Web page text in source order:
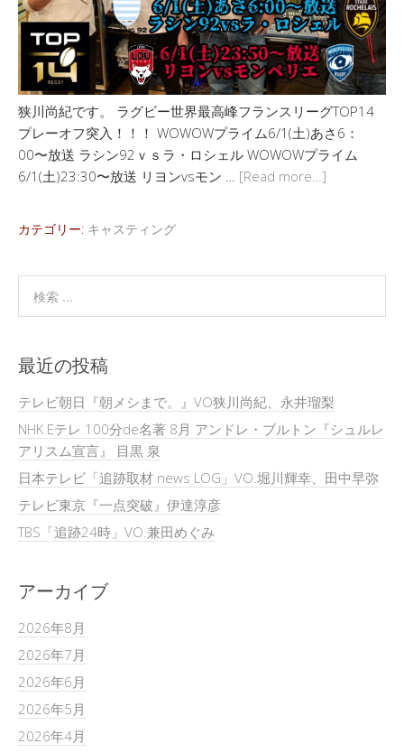
狭川尚紀です。 ラグビー世界最高峰フランスリーグTOP14
プレーオフ突入！！！ WOWOWプライム6/1(土)あさ6：
00〜放送 ラシン92ｖｓラ・ロシェル WOWOWプライム
6/1(土)23:30〜放送 リヨンvsモン … [Read more…]
カテゴリー: キャスティング
最近の投稿
テレビ朝日『朝メシまで。』VO狭川尚紀、永井瑠梨
NHK Eテレ 100分de名著 8月 アンドレ・ブルトン『シュルレ
アリスム宣言』 目黒 泉
日本テレビ「追跡取材 news LOG」VO.堀川輝幸、田中早弥
テレビ東京『一点突破』伊達淳彦
TBS「追跡24時」VO.兼田めぐみ
アーカイブ
2026年8月
2026年7月
2026年6月
2026年5月
2026年4月